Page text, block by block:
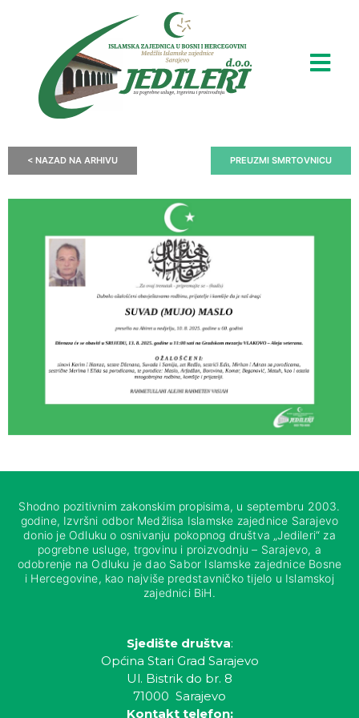
< NAZAD NA ARHIVU PREUZMI SMRTOVNICU
Shodno pozitivnim zakonskim propisima, u septembru 2003.
godine, Izvršni odbor Medžlisa Islamske zajednice Sarajevo
donio je Odluku o osnivanju pokopnog društva „Jedileri“ za
pogrebne usluge, trgovinu i proizvodnju – Sarajevo, a
odobrenje na Odluku je dao Sabor Islamske zajednice Bosne
i Hercegovine, kao najviše predstavničko tijelo u Islamskoj
zajednici BiH.
Sjedište društva:
Općina Stari Grad Sarajevo
Ul. Bistrik do br. 8
71000 Sarajevo
Kontakt telefon: